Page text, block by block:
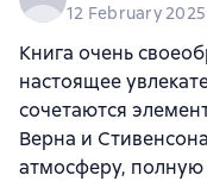
12 February 2025
Книга очень
настоящее
сочетаются
Верна и
атмосферу, полную